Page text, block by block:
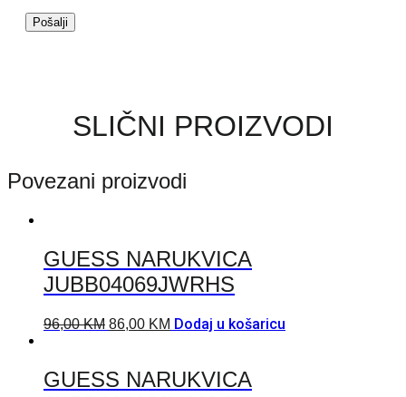
SLIČNI PROIZVODI
Povezani proizvodi
GUESS NARUKVICA
JUBB04069JWRHS
96,00KM 86,00 KM Dodaj u košaricu
GUESS NARUKVICA